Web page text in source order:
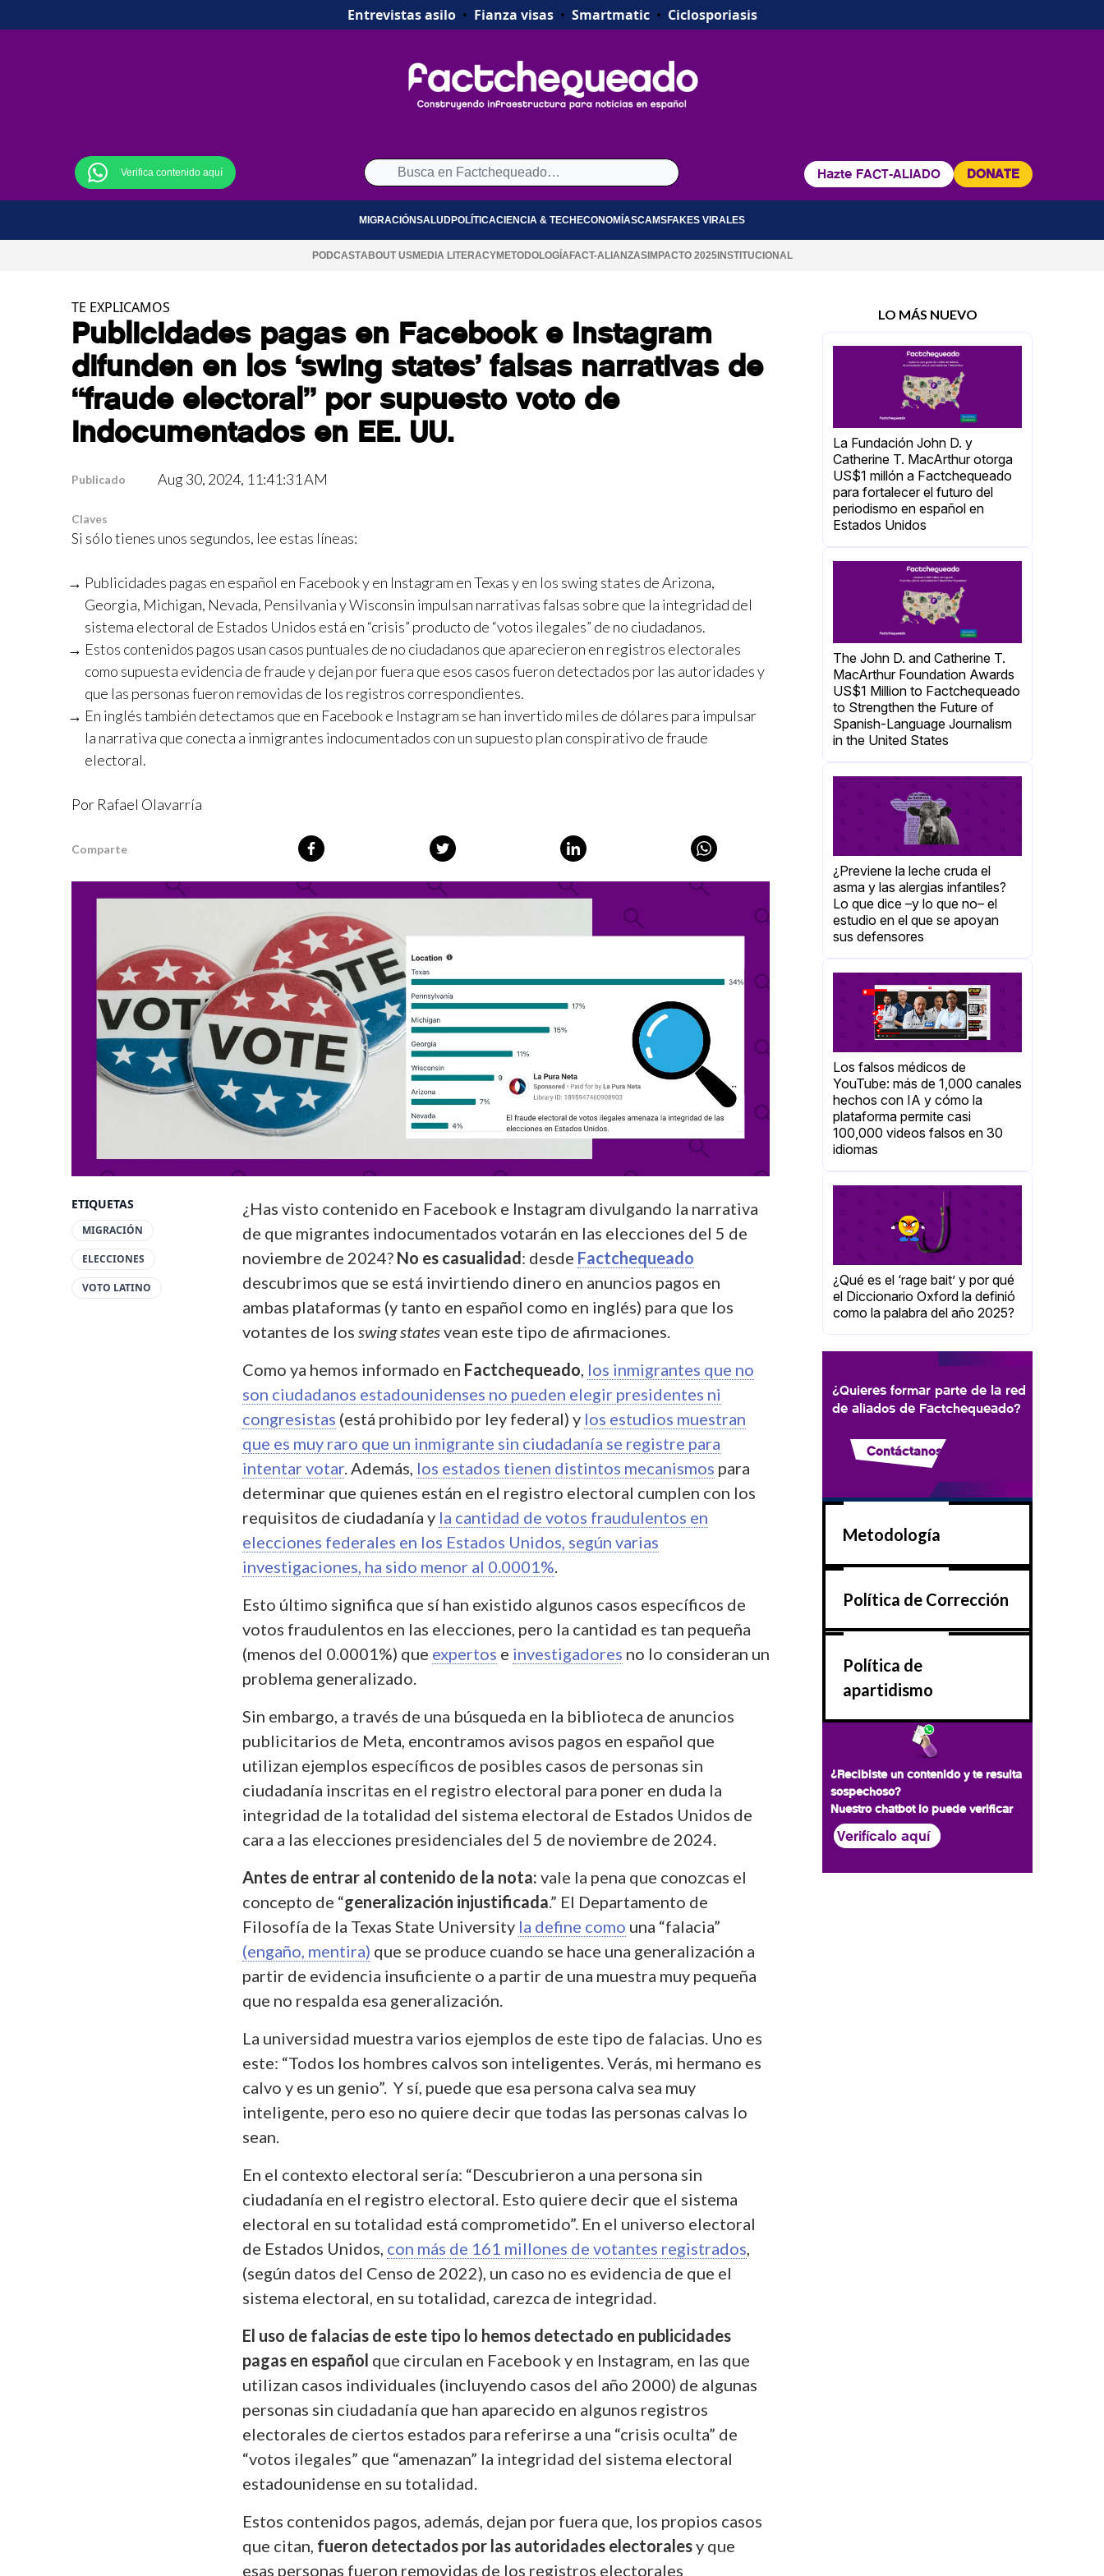
Entrevistas asilo• Fianza visas• Smartmatic• Ciclosporiasis
Verifica contenido aquí Hazte FACT-ALIADO DONATE
MIGRACIÓNSALUDPOLÍTICACIENCIA & TECH ECONOMÍASCAMSFAKES VIRALES
PODCASTABOUT USMEDIA LITERACYMETODOLOGÍA FACT-ALIANZASIMPACTO 2025INSTITUCIONAL
TE EXPLICAMOS
Publicidades pagas en Facebook e Instagram
difunden en los ‘swing states’ falsas narrativas de
“fraude electoral” por supuesto voto de
indocumentados en EE. UU.
Publicado Aug 30, 2024, 11:41:31 AM
Claves
Si sólo tienes unos segundos, lee estas líneas:
Publicidades pagas en español en Facebook y en Instagram en Texas y en los swing states de Arizona,
Georgia, Michigan, Nevada, Pensilvania y Wisconsin impulsan narrativas falsas sobre que la integridad del
sistema electoral de Estados Unidos está en “crisis” producto de “votos ilegales” de no ciudadanos.
Estos contenidos pagos usan casos puntuales de no ciudadanos que aparecieron en registros electorales
como supuesta evidencia de fraude y dejan por fuera que esos casos fueron detectados por las autoridades y
que las personas fueron removidas de los registros correspondientes.
En inglés también detectamos que en Facebook e Instagram se han invertido miles de dólares para impulsar
la narrativa que conecta a inmigrantes indocumentados con un supuesto plan conspirativo de fraude
electoral.
Por Rafael Olavarría
Comparte
ETIQUETAS
MIGRACIÓN
ELECCIONES
VOTO LATINO
¿Has visto contenido en Facebook e Instagram divulgando la narrativa
de que migrantes indocumentados votarán en las elecciones del 5 de
noviembre de 2024? No es casualidad: desde Factchequeado
descubrimos que se está invirtiendo dinero en anuncios pagos en
ambas plataformas (y tanto en español como en inglés) para que los
votantes de los swing statesvean este tipo de afirmaciones.
Como ya hemos informado en Factchequeado los inmigrantes que no
son ciudadanos estadounidenses no pueden elegir presidentes ni
congresistas (está prohibido por ley federal) y los estudios muestran
que es muy raro que un inmigrante sin ciudadanía se registre para
intentar votar . Además, los estados tienen distintos mecanismos para
determinar que quienes están en el registro electoral cumplen con los
requisitos de ciudadanía y la cantidad de votos fraudulentos en
elecciones federales en los Estados Unidos, según varias
investigaciones, ha sido menor al 0.0001%
Esto último significa que sí han existido algunos casos específicos de
votos fraudulentos en las elecciones, pero la cantidad es tan pequeña
(menos del 0.0001%) que expertos e investigadores no lo consideran un
problema generalizado.
Sin embargo, a través de una búsqueda en la biblioteca de anuncios
publicitarios de Meta, encontramos avisos pagos en español que
utilizan ejemplos específicos de posibles casos de personas sin
ciudadanía inscritas en el registro electoral para poner en duda la
integridad de la totalidad del sistema electoral de Estados Unidos de
cara a las elecciones presidenciales del 5 de noviembre de 2024.
Antes de entrar al contenido de la nota: vale la pena que conozcas el
concepto de “generalización injustificada.” El Departamento de
Filosofía de la Texas State University la define como una “falacia”
(engaño, mentira) que se produce cuando se hace una generalización a
partir de evidencia insuficiente o a partir de una muestra muy pequeña
que no respalda esa generalización.
La universidad muestra varios ejemplos de este tipo de falacias. Uno es
este: “Todos los hombres calvos son inteligentes. Verás, mi hermano es
calvo y es un genio”. Y sí, puede que esa persona calva sea muy
inteligente, pero eso no quiere decir que todas las personas calvas lo
sean.
En el contexto electoral sería: “Descubrieron a una persona sin
ciudadanía en el registro electoral. Esto quiere decir que el sistema
electoral en su totalidad está comprometido”. En el universo electoral
de Estados Unidos, con más de 161 millones de votantes registrados
(según datos del Censo de 2022), un caso no es evidencia de que el
sistema electoral, en su totalidad, carezca de integridad.
El uso de falacias de este tipo lo hemos detectado en publicidades
pagas en español que circulan en Facebook y en Instagram, en las que
utilizan casos individuales (incluyendo casos del año 2000) de algunas
personas sin ciudadanía que han aparecido en algunos registros
electorales de ciertos estados para referirse a una “crisis oculta” de
“votos ilegales” que “amenazan” la integridad del sistema electoral
estadounidense en su totalidad.
Estos contenidos pagos, además, dejan por fuera que, los propios casos
que citan, fueron detectados por las autoridades electoralesy que
esas personas fueron removidas de los registros electorales
LO MÁS NUEVO
La Fundación John D. y
Catherine T. MacArthur otorga
US$1 millón a Factchequeado
para fortalecer el futuro del
periodismo en español en
Estados Unidos
The John D. and Catherine T.
MacArthur Foundation Awards
US$1 Million to Factchequeado
to Strengthen the Future of
Spanish-Language Journalism
in the United States
¿Previene la leche cruda el
asma y las alergias infantiles?
Lo que dice –y lo que no– el
estudio en el que se apoyan
sus defensores
Los falsos médicos de
YouTube: más de 1,000 canales
hechos con IA y cómo la
plataforma permite casi
100,000 videos falsos en 30
idiomas
¿Qué es el ‘rage bait’ y por qué
el Diccionario Oxford la definió
como la palabra del año 2025?
¿Quieres formar parte de la red
de aliados de Factchequeado?
Contáctanos
Metodología
Política de Corrección
Política de
apartidismo
¿Recibiste un contenido y te resulta
sospechoso?
Nuestro chatbot lo puede verificar
Verifícalo aquí